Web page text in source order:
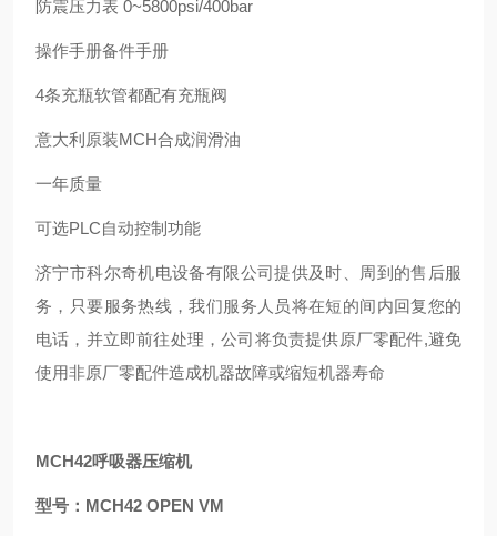
防震压力表 0~5800psi/400bar
操作手册备件手册
4条充瓶软管都配有充瓶阀
意大利原装MCH合成润滑油
一年质量
可选PLC自动控制功能
济宁市科尔奇机电设备有限公司提供及时、周到的售后服
务，只要服务热线，我们服务人员将在短的间内回复您的
电话，并立即前往处理，公司将负责提供原厂零配件,避免
使用非原厂零配件造成机器故障或缩短机器寿命
MCH42呼吸器压缩机
型号：MCH42 OPEN VM